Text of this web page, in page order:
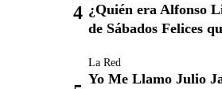
¿Quién era Alfonso
de Sábados Felices
La Red
Yo Me Llamo Julio